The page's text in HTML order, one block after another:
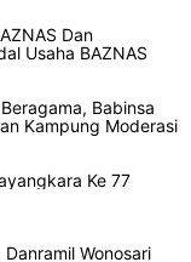
Dan
Usaha BAZNAS
Babinsa
Kampung Moderasi
Ke 77
Wonosari